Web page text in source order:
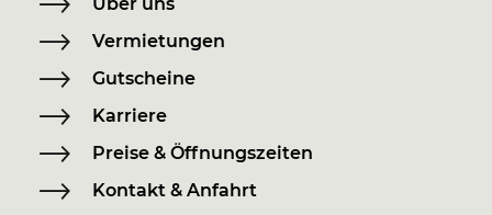
Vermietungen
Gutscheine
Karriere
Preise & Öffnungszeiten
Kontakt & Anfahrt